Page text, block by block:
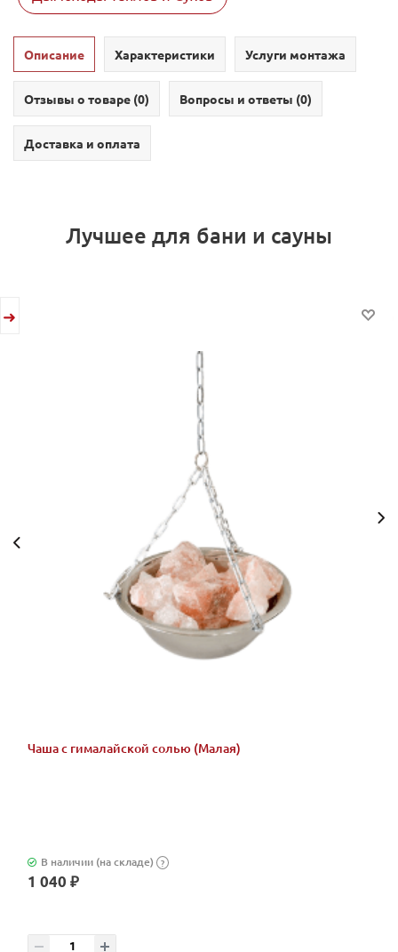
Описание Характеристики Услуги монтажа
Отзывы о товаре (0) Вопросы и ответы (0)
Доставка и оплата
Лучшее для бани и сауны
Чаша с гималайской солью (Малая)
В наличии (на складе) ?
1 040 ₽